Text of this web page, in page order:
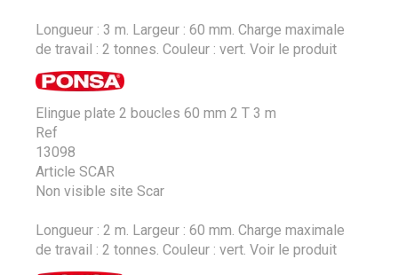
Longueur : 3 m. Largeur : 60 mm. Charge maximale
de travail : 2 tonnes. Couleur : vert. Voir le produit
Elingue plate 2 boucles 60 mm 2 T 3 m
Ref
13098
Article SCAR
Non visible site Scar
Longueur : 2 m. Largeur : 60 mm. Charge maximale
de travail : 2 tonnes. Couleur : vert. Voir le produit